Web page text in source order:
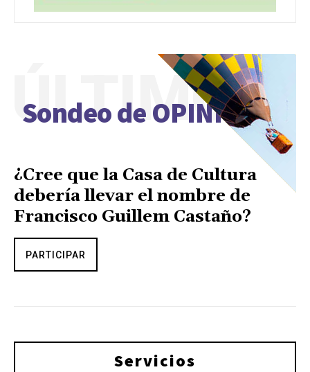
Sondeo de OPINIÓN
ÚLTIMO
¿Cree que la Casa de Cultura
debería llevar el nombre de
Francisco Guillem Castaño?
PARTICIPAR
Servicios